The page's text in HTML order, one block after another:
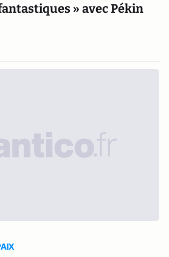
» avec Pékin